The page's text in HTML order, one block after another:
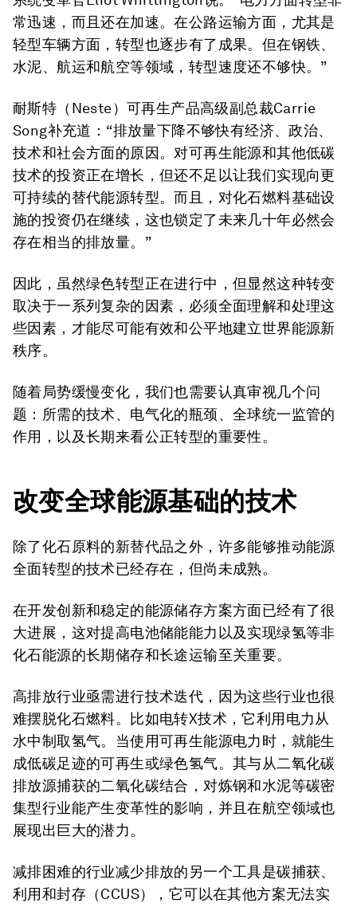
常迅速，而且还在加速。在公路运输方面，尤其是
轻型车辆方面，转型也逐步有了成果。但在钢铁、
水泥、航运和航空等领域，转型速度还不够快。”
耐斯特（Neste）可再生产品高级副总裁Carrie
Song补充道：“排放量下降不够快有经济、政治、
技术和社会方面的原因。对可再生能源和其他低碳
技术的投资正在增长，但还不足以让我们实现向更
可持续的替代能源转型。而且，对化石燃料基础设
施的投资仍在继续，这也锁定了未来几十年必然会
存在相当的排放量。”
因此，虽然绿色转型正在进行中，但显然这种转变
取决于一系列复杂的因素，必须全面理解和处理这
些因素，才能尽可能有效和公平地建立世界能源新
秩序。
随着局势缓慢变化，我们也需要认真审视几个问
题：所需的技术、电气化的瓶颈、全球统一监管的
作用，以及长期来看公正转型的重要性。
改变全球能源基础的技术
除了化石原料的新替代品之外，许多能够推动能源
全面转型的技术已经存在，但尚未成熟。
在开发创新和稳定的能源储存方案方面已经有了很
大进展，这对提高电池储能能力以及实现绿氢等非
化石能源的长期储存和长途运输至关重要。
高排放行业亟需进行技术迭代，因为这些行业也很
难摆脱化石燃料。比如电转X技术，它利用电力从
水中制取氢气。当使用可再生能源电力时，就能生
成低碳足迹的可再生或绿色氢气。其与从二氧化碳
排放源捕获的二氧化碳结合，对炼钢和水泥等碳密
集型行业能产生变革性的影响，并且在航空领域也
展现出巨大的潜力。
减排困难的行业减少排放的另一个工具是碳捕获、
利用和封存（CCUS），它可以在其他方案无法实